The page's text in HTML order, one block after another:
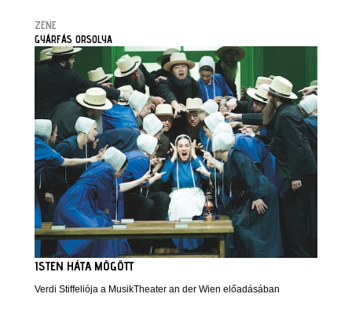
ZENE
GYÁRFÁS ORSOLYA
ISTEN HÁTA MÖGÖTT
Verdi Stiffeliója a MusikTheater an der Wien előadásában